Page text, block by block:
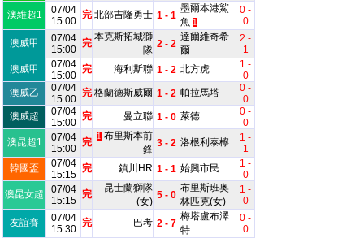
澳維超1
07/04
15:00
完 北部吉隆勇士 1 - 1
墨爾本港鯊
魚 1
0 -
0
澳威甲
07/04
15:00
完
本克斯拓城獅
隊
2 - 2
達爾維奇希
爾
2 -
1
澳威甲
07/04
15:00
完 海利斯聯 1 - 2 北方虎
1 -
0
澳威乙
07/04
15:00
完 格蘭德斯威爾 1 - 2 帕拉馬塔
0 -
0
澳威超
07/04
15:00
完 曼立聯 1 - 0 萊德
0 -
0
澳昆超1
07/04
15:00
完
1 布里斯本前
鋒
3 - 2 洛根利泰檸
1 -
1
韓國盃
07/04
15:15
完 鎮川HR 1 - 1 始興市民
1 -
0
澳昆女超
07/04
15:15
完
昆士蘭獅隊
(女)
5 - 0
布里斯班奥
林匹克(女)
1 -
0
友誼賽
07/04
15:30
完 巴考 2 - 7
梅塔盧布澤
特
0 -
0